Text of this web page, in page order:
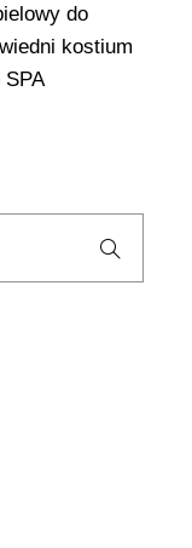
do
kostium
SPA